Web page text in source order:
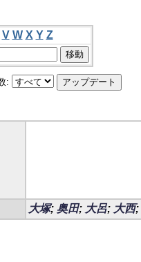
V W X Y Z
:
大塚; 奥田; 大呂; 大西;